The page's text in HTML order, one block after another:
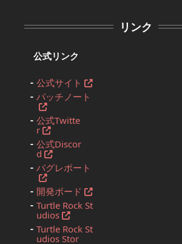
リンク
公式リンク
公式サイト
パッチノート
公式Twitte
r
公式Discor
d
バグレポート
開発ボード
Turtle Rock St
udios
Turtle Rock St
udios Stor